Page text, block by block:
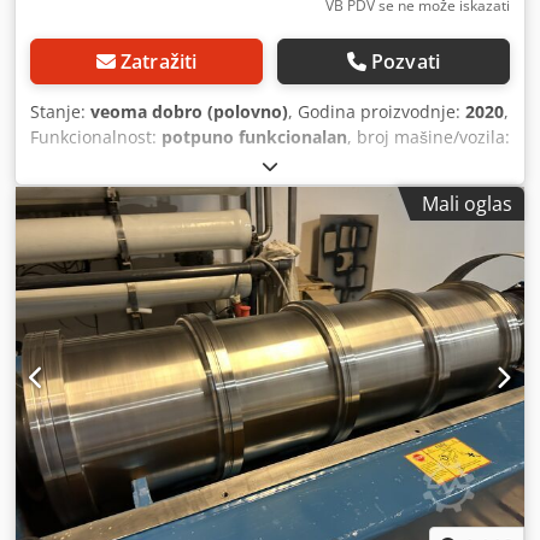
sistemi za hitno zaustavljanje i sigurnosni poklopci oko
rotirajućih komponenti. Glavni električni razvodni ormar
mora obezbediti kupac (nije uključen). Mogućnosti
integracije linije. Ova linija za obradu je dizajnirana za rad
u liniji, pre linije za punjenje jestivog ulja. Može se
nesmetano povezati sa skladištenjem, filtracijom i
punjenjem za pakovanja za maloprodaju ili u velikim
količinama. Nekoliko sekcija sistema za mešenje nudi
fleksibilnost formata za različite veličine serija i
karakteristike maslina, dok dekantator i separatori
obezbeđuju kontinuirano pročišćavanje za visokokvalitetnu
proizvodnju ulja. Codpfx Aezmpzhjn Ierf Tip/Kategorija
mašine: proizvođač / model, godina proizvodnje,
transporter za masline, Alfa La...
VB PDV se ne može iskazati
Zatražiti Pozvati
Stanje: veoma dobro (polovno), Godina proizvodnje: 2020,
Funkcionalnost: potpuno funkcionalan, broj mašine/vozila:
350 mm
mm, ukupna dužina:800 mm, ukupna težina:80 kg, visina
baze mašine:180 mm, STAN NA LAGERU: 3 KOM.
Cjdpfozrmvaox An Isrf Predmet prodaje je profesionalni,
modularni procesni sistem, izrađen prema higijenskim
standardima, namenjen prehrambenoj, pivarskoj ili
hemijskoj industriji. Glavne komponente sistema: • Pumpe:
Serija centrifugalnih pumpi sa zaštitnim kućištima od
nerđajućeg čelika (zaštita od izlivanja / higijenski
standard). • Merenje protoka: Integrisani elektromagnetni
protokomeri (vidljive upravljačke jedinice sa LCD ekranima,
npr. marke Endress+Hauser ili slične klase). • Konstrukcija:
Celina je postavljena na stabilnoj ramu od nerđajućeg
čelika (tipa "skid"), što olakšava transport i montažu u
novoj proizvodnoj liniji. • Armatura: Kompletan cevovod
Mali oglas